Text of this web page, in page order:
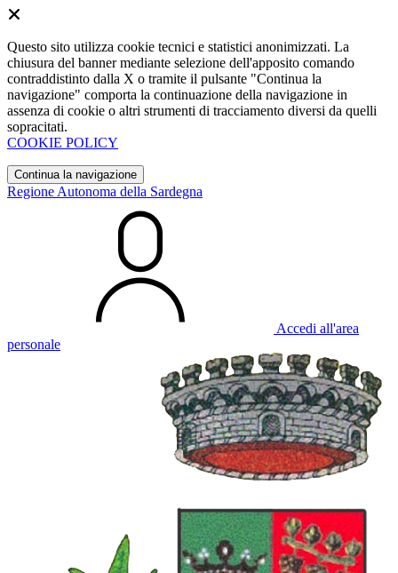
Questo sito utilizza cookie tecnici e statistici anonimizzati. La
chiusura del banner mediante selezione dell'apposito comando
contraddistinto dalla X o tramite il pulsante "Continua la
navigazione" comporta la continuazione della navigazione in
assenza di cookie o altri strumenti di tracciamento diversi da quelli
sopracitati.
COOKIE POLICY
Continua la navigazione
Regione Autonoma della Sardegna
Accedi all'area
personale